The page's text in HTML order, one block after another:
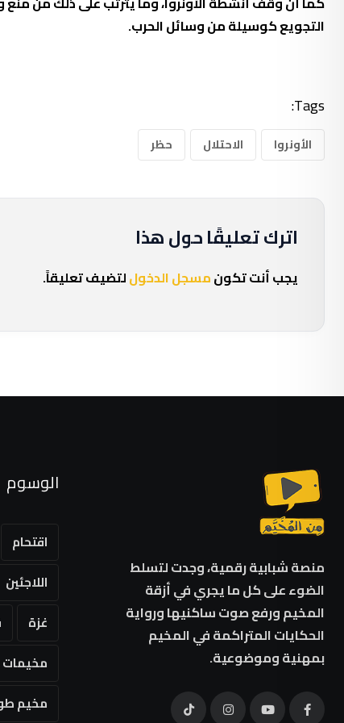
التجويع كوسيلة من وسائل الحرب.
Tags:
الأونروا الاحتلال حظر
اترك تعليقًا حول هذا
يجب أنت تكونمسجل الدخوللتضيف تعليقاً.
منصة شبابية رقمية، وجدت لتسلط
الضوء على كل ما يجري في أزقة
المخيم ورفع صوت ساكنيها ورواية
الحكايات المتراكمة في المخيم
بمهنية وموضوعية.
الوسوم
اقتحام
اللاجئين
غزة
مخيمات
مخيم